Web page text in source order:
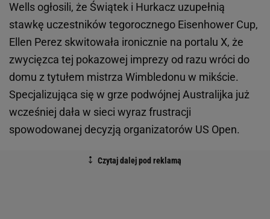
Wells ogłosili, że Świątek i Hurkacz uzupełnią
stawkę uczestników tegorocznego Eisenhower Cup,
Ellen Perez skwitowała ironicznie na portalu X, że
zwycięzca tej pokazowej imprezy od razu wróci do
domu z tytułem mistrza Wimbledonu w mikście.
Specjalizująca się w grze podwójnej Australijka już
wcześniej dała w sieci wyraz frustracji
spowodowanej decyzją organizatorów US Open.